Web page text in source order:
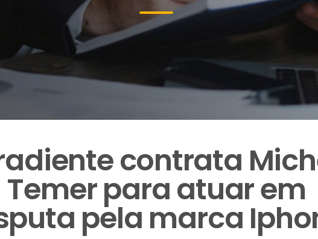
contrata
Temer para atuar em
pela marca